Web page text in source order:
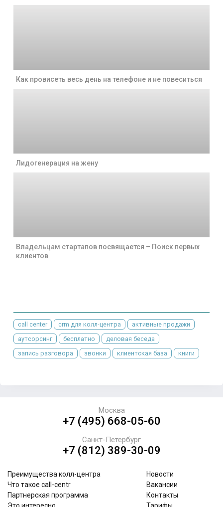
Как провисеть весь день на телефоне и не повеситься
Лидогенерация на жену
Владельцам стартапов посвящается – Поиск первых
клиентов
call center crm для колл-центра
активные продажи
аутсорсинг
бесплатно
деловая беседа
запись разговора
звонки клиентская база книги
+7 (495) 668-05-60
Москва
+7 (812) 389-30-09
Санкт-Петербург
Преимущества колл-центра
Что такое call-centr
Партнерская программа
Это интересно..
Новости
Вакансии
Контакты
Тарифы